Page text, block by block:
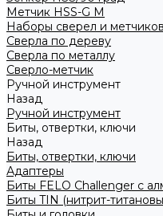
Метчик HSS-G М
Наборы сверел и метчиков
Сверла по дереву
Сверла по металлу
Сверло-метчик
Ручной инструмент
Назад
Ручной инструмент
Биты, отвертки, ключи
Назад
Биты, отвертки, ключи
Адаптеры
Биты FELO Challenger с
Биты TIN (нитрит-